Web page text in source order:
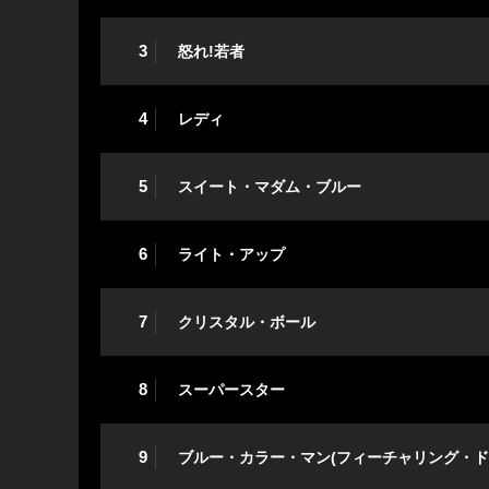
3 怒れ!若者
4 レディ
5 スイート・マダム・ブルー
6 ライト・アップ
7 クリスタル・ボール
8 スーパースター
9 ブルー・カラー・マン(フィーチャリング・